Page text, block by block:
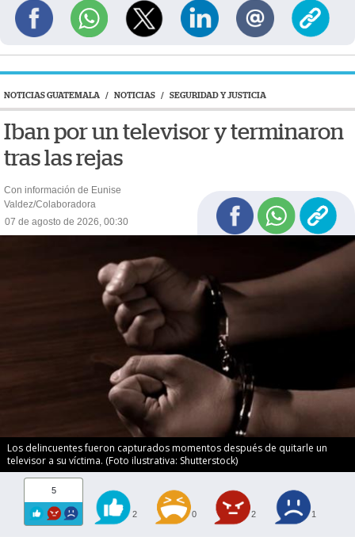
NOTICIAS GUATEMALA / NOTICIAS / SEGURIDAD Y JUSTICIA
Iban por un televisor y terminaron
tras las rejas
Con información de Eunise
Valdez/Colaboradora
07 de agosto de 2026, 00:30
Los delincuentes fueron capturados momentos después de quitarle un
televisor a su víctima. (Foto ilustrativa: Shutterstock)
5
2 0 2 1